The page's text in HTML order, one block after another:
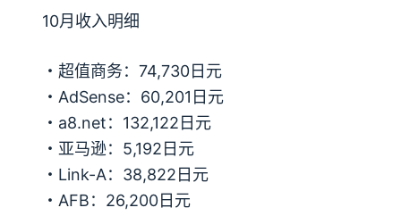
10月收入明细
・超值商务：74,730日元
・AdSense：60,201日元
・a8.net：132,122日元
・亚马逊：5,192日元
・Link-A：38,822日元
・AFB：26,200日元